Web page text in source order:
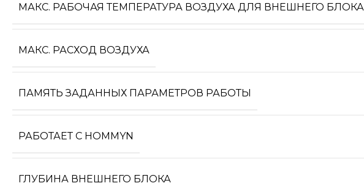
МАКС. РАБОЧАЯ ТЕМПЕРАТУРА ВОЗДУХА ДЛЯ ВНЕШНЕГО БЛОКА
МАКС. РАСХОД ВОЗДУХА
ПАМЯТЬ ЗАДАННЫХ ПАРАМЕТРОВ РАБОТЫ
РАБОТАЕТ С HOMMYN
ГЛУБИНА ВНЕШНЕГО БЛОКА